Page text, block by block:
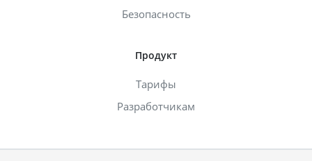
Безопасность
Продукт
Тарифы
Разработчикам